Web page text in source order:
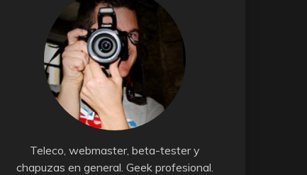
Teleco, webmaster, beta-tester y
chapuzas en general. Geek profesional.